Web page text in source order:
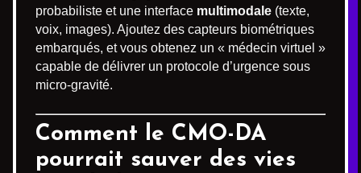
probabiliste et une interface multimodale (texte,
voix, images). Ajoutez des capteurs biométriques
embarqués, et vous obtenez un « médecin virtuel »
capable de délivrer un protocole d’urgence sous
micro-gravité.
Comment le CMO-DA
pourrait sauver des vies